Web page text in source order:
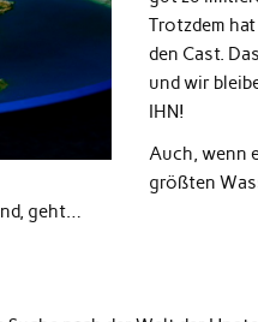
Trotzdem
den Cast.
und wir
IHN!
Auch, wenn
größten
geht…